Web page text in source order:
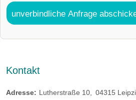
unverbindliche Anfrage
Kontakt
Adresse: Lutherstraße 10 04315